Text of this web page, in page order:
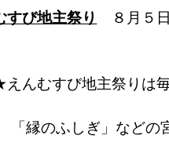
すび地主祭り
８月５
び地主祭りは毎
しぎ」などの宮